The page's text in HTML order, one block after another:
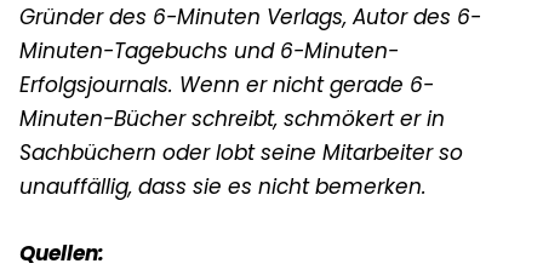
Gründer des 6-Minuten Verlags, Autor des 6-
Minuten-Tagebuchs und 6-Minuten-
Erfolgsjournals. Wenn er nicht gerade 6-
Minuten-Bücher schreibt, schmökert er in
Sachbüchern oder lobt seine Mitarbeiter so
unauffällig, dass sie es nicht bemerken.
Quellen: